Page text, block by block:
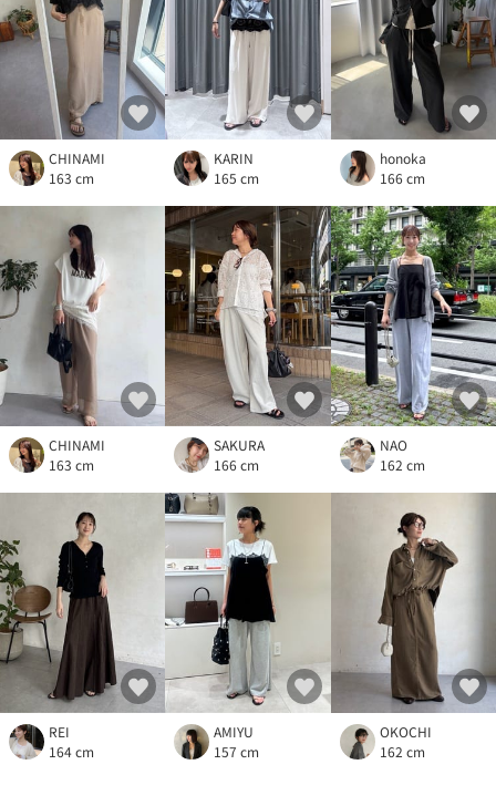
CHINAMI
163 cm
KARIN
165 cm
honoka
166 cm
CHINAMI
163 cm
SAKURA
166 cm
NAO
162 cm
REI
164 cm
AMIYU
157 cm
OKOCHI
162 cm